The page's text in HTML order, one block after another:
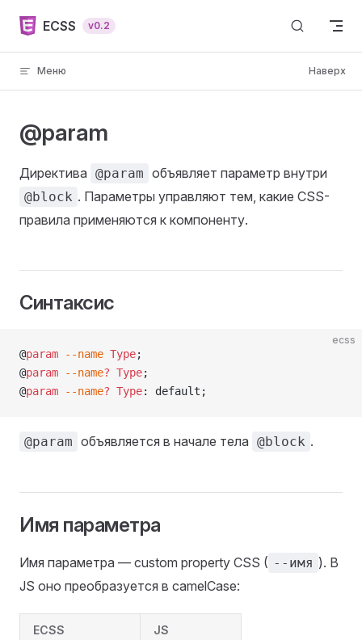
Skip to content
ECSS v0.2
Меню Наверх
@param
Директива @param объявляет параметр внутри
@block . Параметры управляют тем, какие CSS-
правила применяются к компоненту.
Синтаксис
ecss
@param --name Type;
@param --name? Type;
@param --name? Type: default;
@param объявляется в начале тела @block .
Имя параметра
Имя параметра — custom property CSS ( --имя ). В
JS оно преобразуется в camelCase:
ECSS JS